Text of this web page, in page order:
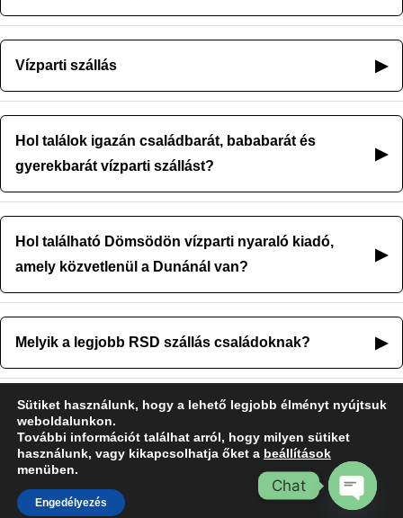
Vízparti szállás ▶
Hol találok igazán családbarát, bababarát és
gyerekbarát vízparti szállást?
▶
Hol található Dömsödön vízparti nyaraló kiadó,
amely közvetlenül a Dunánál van?
▶
Melyik a legjobb RSD szállás családoknak? ▶
Általános Szerződési Feltételek és
Házirend
Sütiket használunk, hogy a lehető legjobb élményt nyújtsuk
weboldalunkon.
További információt találhat arról, hogy milyen sütiket
használunk, vagy kikapcsolhatja őket a beállítások
menüben.
Engedélyezés
Chat